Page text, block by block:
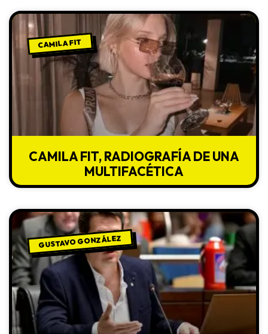
CAMILA FIT
CAMILA FIT, RADIOGRAFÍA DE UNA
MULTIFACÉTICA
GUSTAVO GONZÁLEZ